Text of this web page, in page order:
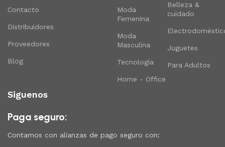
Contacto
Distribuidores
Proveedores
Blog
Moda
Femenina
Moda
Masculina
Tecnología
Home - Office
Belleza &
cuidado
Juguetes
Para Adultos
Siguenos
Paga seguro:
Contamos con alianzas de pago seguro con: